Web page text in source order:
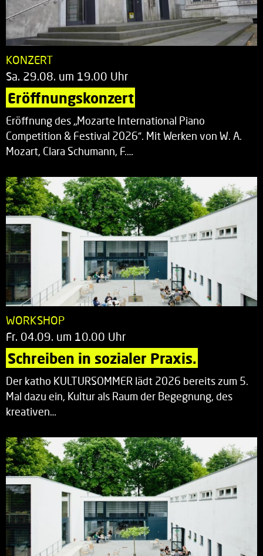
KONZERT
Sa. 29.08. um 19.00 Uhr
Eröffnungskonzert
Eröffnung des „Mozarte International Piano
Competition & Festival 2026“. Mit Werken von W. A.
Mozart, Clara Schumann, F.…
WORKSHOP
Fr. 04.09. um 10.00 Uhr
Schreiben in sozialer Praxis.
Der katho KULTURSOMMER lädt 2026 bereits zum 5.
Mal dazu ein, Kultur als Raum der Begegnung, des
kreativen…